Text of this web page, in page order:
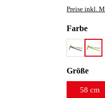
Preise inkl.
Farbe
black
Größe
58 cm